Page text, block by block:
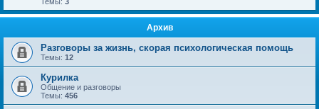
Архив
Разговоры за жизнь, скорая психологическая помощь
Темы: 12
Курилка
Общение и разговоры
Темы: 456